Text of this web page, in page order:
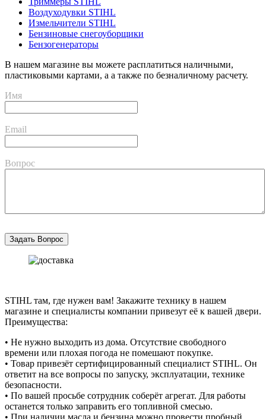
Воздуходувки STIHL
Измельчители STIHL
Бензиновые снегоуборщики
Бензогенераторы
В нашем магазине вы можете расплатиться наличными,
пластиковыми картами, а а также по безналичному расчету.
Имя
Email
Вопрос
STIHL там, где нужен вам! Закажите технику в нашем
магазине и специалисты компании привезут её к вашей двери.
Преимущества:
• Не нужно выходить из дома. Отсутствие свободного
времени или плохая погода не помешают покупке.
• Товар привезёт сертифицированный специалист STIHL. Он
ответит на все вопросы по запуску, эксплуатации, технике
безопасности.
• По вашей просьбе сотрудник соберёт агрегат. Для работы
останется только заправить его топливной смесью.
• При наличии масла и бензина можно провести пробный